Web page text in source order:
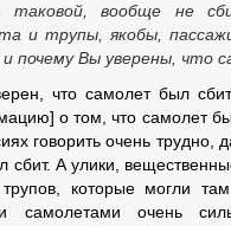
вообще не
и трупы, якобы,
почему Вы уверены, что
что самолет был
о том, что самолет
говорить очень
сбит. А улики,
которые могли
самолетами очень